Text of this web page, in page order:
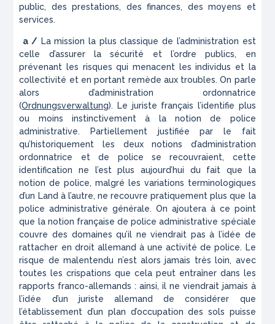
public, des prestations, des finances, des moyens et
services.
a /La mission la plus classique de l’administration est
celle d’assurer la sécurité et l’ordre publics, en
prévenant les risques qui menacent les individus et la
collectivité et en portant remède aux troubles. On parle
alors d’administration ordonnatrice
(Ordnungsverwaltung). Le juriste français l’identifie plus
ou moins instinctivement à la notion de police
administrative. Partiellement justifiée par le fait
qu’historiquement les deux notions d’administration
ordonnatrice et de police se recouvraient, cette
identification ne l’est plus aujourd’hui du fait que la
notion de police, malgré les variations terminologiques
d’un Land à l’autre, ne recouvre pratiquement plus que la
police administrative générale. On ajoutera à ce point
que la notion française de police administrative spéciale
couvre des domaines qu’il ne viendrait pas à l’idée de
rattacher en droit allemand à une activité de police. Le
risque de malentendu n’est alors jamais très loin, avec
toutes les crispations que cela peut entraîner dans les
rapports franco-allemands : ainsi, il ne viendrait jamais à
l’idée d’un juriste allemand de considérer que
l’établissement d’un plan d’occupation des sols puisse